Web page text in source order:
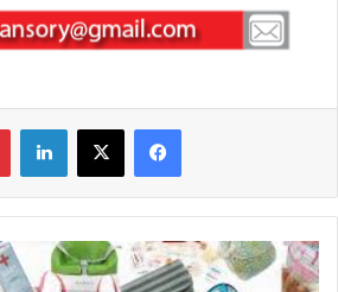
فیس بوک X